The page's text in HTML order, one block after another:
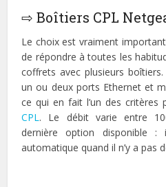
⇨ Boîtiers CPL
Le choix est vraiment
de répondre à toutes les
coffrets avec plusieurs
un ou deux ports Ethernet et
ce qui en fait l’un des critères
CPL. Le débit varie entre
dernière option disponible
automatique quand il n’y a pas